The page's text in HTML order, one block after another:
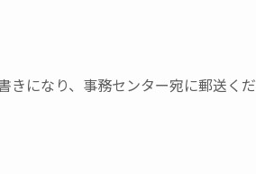
になり、事務センター宛に郵送くだ